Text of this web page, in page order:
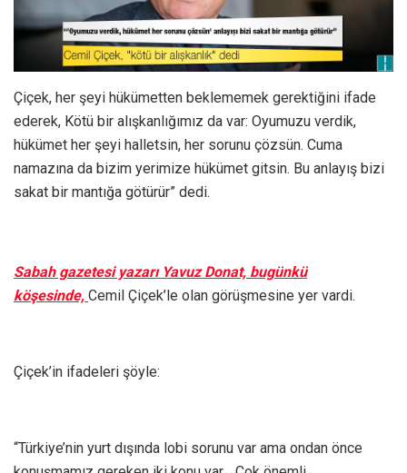
Çiçek, her şeyi hükümetten beklememek gerektiğini ifade
ederek, Kötü bir alışkanlığımız da var: Oyumuzu verdik,
hükümet her şeyi halletsin, her sorunu çözsün. Cuma
namazına da bizim yerimize hükümet gitsin. Bu anlayış bizi
sakat bir mantığa götürür” dedi.
Sabah gazetesi yazarı Yavuz Donat, bugünkü
köşesinde, Cemil Çiçek’le olan görüşmesine yer vardi.
Çiçek’in ifadeleri şöyle:
“Türkiye’nin yurt dışında lobi sorunu var ama ondan önce